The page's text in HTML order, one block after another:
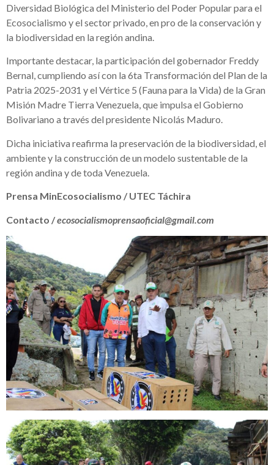
Diversidad Biológica del Ministerio del Poder Popular para el
Ecosocialismo y el sector privado, en pro de la conservación y
la biodiversidad en la región andina.
Importante destacar, la participación del gobernador Freddy
Bernal, cumpliendo así con la 6ta Transformación del Plan de la
Patria 2025-2031 y el Vértice 5 (Fauna para la Vida) de la Gran
Misión Madre Tierra Venezuela, que impulsa el Gobierno
Bolivariano a través del presidente Nicolás Maduro.
Dicha iniciativa reafirma la preservación de la biodiversidad, el
ambiente y la construcción de un modelo sustentable de la
región andina y de toda Venezuela.
Prensa MinEcosocialismo / UTEC Táchira
Contacto /ecosocialismoprensaoficial@gmail.com